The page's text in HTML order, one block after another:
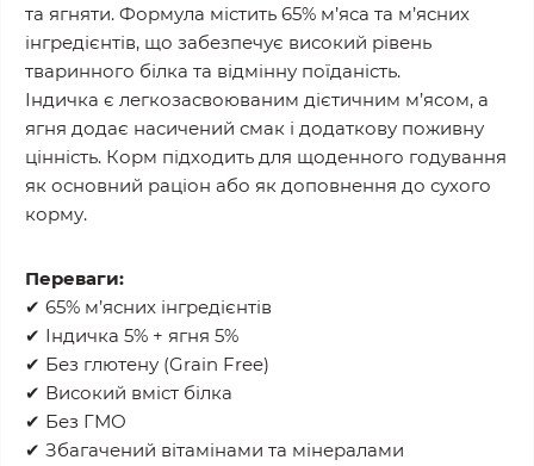
та ягняти. Формула містить 65% м’яса та м’ясних
інгредієнтів, що забезпечує високий рівень
тваринного білка та відмінну поїданість.
Індичка є легкозасвоюваним дієтичним м’ясом, а
ягня додає насичений смак і додаткову поживну
цінність. Корм підходить для щоденного годування
як основний раціон або як доповнення до сухого
корму.
Переваги:
✔ 65% м’ясних інгредієнтів
✔ Індичка 5% + ягня 5%
✔ Без глютену (Grain Free)
✔ Високий вміст білка
✔ Без ГМО
✔ Збагачений вітамінами та мінералами